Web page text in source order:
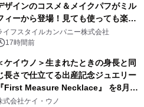
ザインのコスメ＆メイクパフがミル
ィーから登場！見ても使っても楽し
、ポップでキュートなコレクショ
。
イフスタイルカンパニー株式会社
17時間前
ケイウノ＞生まれたときの身長と同
長さで仕立てる出産記念ジュエリー
『First Measure Necklace』 を8月14
(金)に発売
式会社ケイ・ウノ